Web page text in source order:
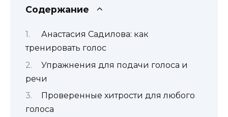
Содержание
Анастасия Садилова: как
тренировать голос
Упражнения для подачи голоса и
речи
Проверенные хитрости для любого
голоса